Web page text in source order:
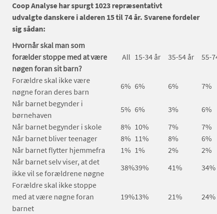
Coop Analyse har spurgt 1023 repræsentativt
udvalgte danskere i alderen 15 til 74 år. Svarene fordeler
sig sådan:
Hvornår skal man som
forælder stoppe med at være
nøgen foran sit barn?
All 15-34 år 35-54 år 55-
Forældre skal ikke være
nøgne foran deres barn
6% 6% 6%
7%
Når barnet begynder i
børnehaven
5% 6% 3%
6%
Når barnet begynder i skole
8% 10% 7%
7%
Når barnet bliver teenager
8% 11% 8%
6%
Når barnet flytter hjemmefra
1% 1% 2%
2%
Når barnet selv viser, at det
ikke vil se forældrene nøgne
38%39% 41%
34%
Forældre skal ikke stoppe
med at være nøgne foran
barnet
19%13% 21% 24%